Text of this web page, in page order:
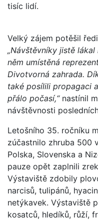
tisíc lidí.
Velký zájem potěšil
„Návštěvníky jistě
něm umístěná
Divotvorná zahrada.
také posílili propagaci
přálo počasí,“nastínil
návštěvnosti
Letošního 35. ročníku
zúčastnilo zhruba 500
Polska, Slovenska a
pauze opět zaplnili
Výstaviště zdobily
narcisů, tulipánů,
netýkavek. Výstaviště
kosatců, hledíků, růží,